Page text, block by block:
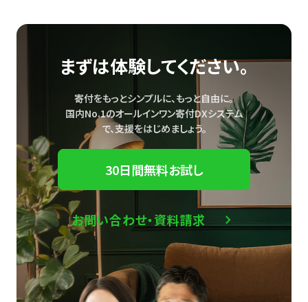
まずは体験してください。
寄付をもっとシンプルに、もっと自由に。
国内No.1のオールインワン寄付DXシステム
で、支援をはじめましょう。
30日間無料お試し
お問い合わせ・資料請求